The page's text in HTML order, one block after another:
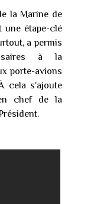
la Marine de
une étape-clé
a permis
à la
porte-avions
cela s'ajoute
chef de la